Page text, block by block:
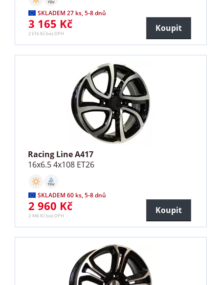
SKLADEM 27 ks, 5-8 dnů
3 165 Kč
2 616 Kč bez DPH
Koupit
Racing Line A417
16x6.5 4x108 ET26
SKLADEM 60 ks, 5-8 dnů
2 960 Kč
2 446 Kč bez DPH
Koupit